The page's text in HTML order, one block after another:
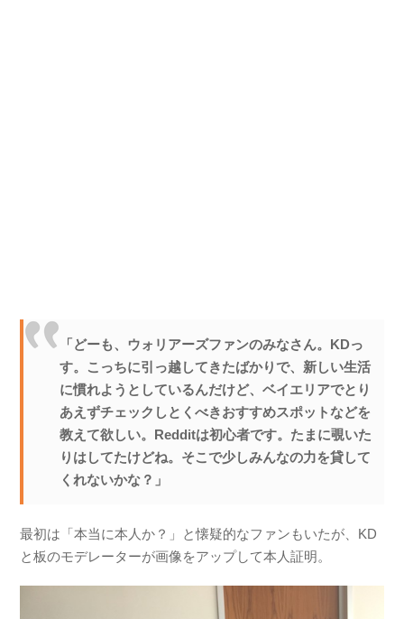
「どーも、ウォリアーズファンのみなさん。KDっ
す。こっちに引っ越してきたばかりで、新しい生活
に慣れようとしているんだけど、ベイエリアでとり
あえずチェックしとくべきおすすめスポットなどを
教えて欲しい。Redditは初心者です。たまに覗いた
りはしてたけどね。そこで少しみんなの力を貸して
くれないかな？」
最初は「本当に本人か？」と懐疑的なファンもいたが、KD
と板のモデレーターが画像をアップして本人証明。